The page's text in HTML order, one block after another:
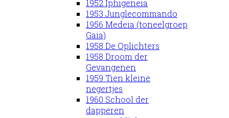
1952 Iphigeneia
1953 Junglecommando
1956 Medeia (toneelgroep
Gaia)
1958 De Oplichters
1958 Droom der
Gevangenen
1959 Tien kleine
negertjes
1960 School der
dapperen